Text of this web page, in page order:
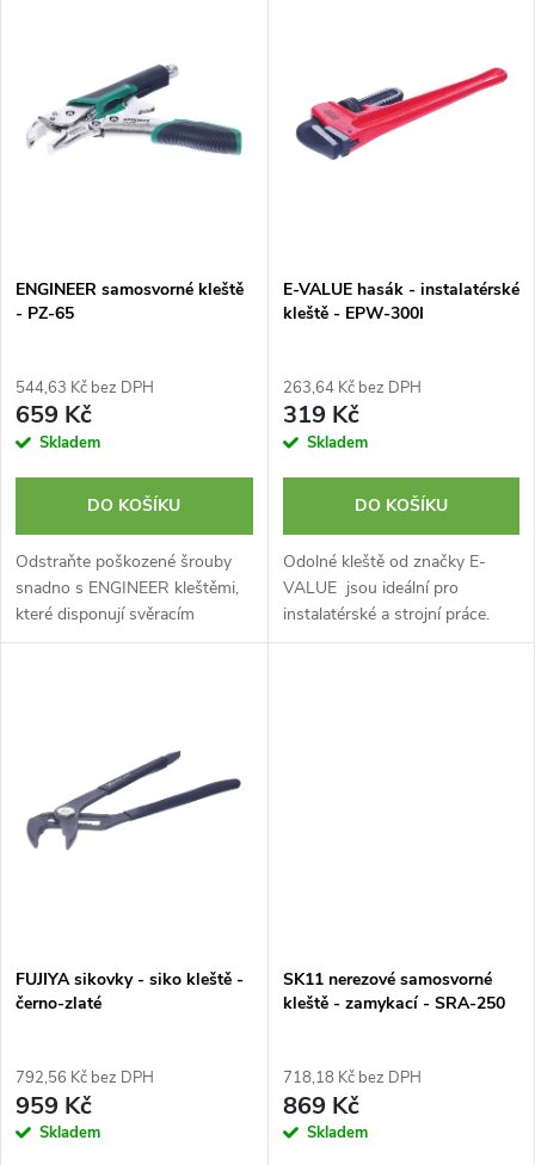
n
r
o
d
u
k
t
p
p
r
o
d
k
t
ENGINEER samosvorné kleště
- PZ-65
544,63 Kč bez DPH
659 Kč
Skladem
DO KOŠÍKU
Odstraňte poškozené šrouby
snadno s ENGINEER kleštěmi,
které disponují svěracím
mechanismem a patentovanou
E-VALUE hasák - instalatérské
kleště - EPW-300I
263,64 Kč bez DPH
319 Kč
Skladem
DO KOŠÍKU
Odolné kleště od značky E-
VALUE jsou ideální pro
instalatérské a strojní práce.
Uchopí trubky s průměrem 10-
FUJIYA sikovky - siko kleště -
černo-zlaté
792,56 Kč bez DPH
959 Kč
Skladem
SK11 nerezové samosvorné
kleště - zamykací - SRA-250
718,18 Kč bez DPH
869 Kč
Skladem